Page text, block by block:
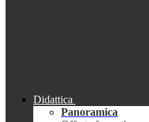
Didattica
Panoramica